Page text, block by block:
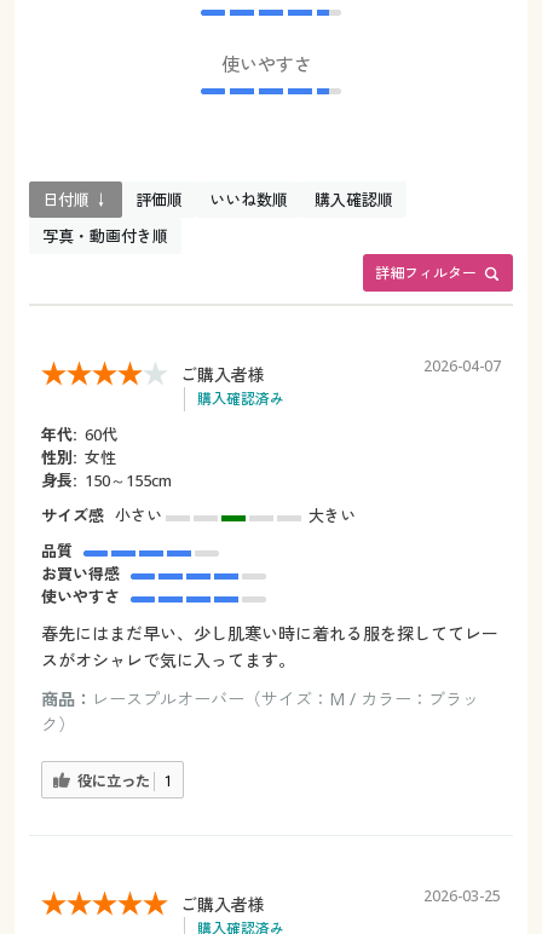
使いやすさ
詳細フィルター
日付順 ↓ 評価順 いいね数順
購入確認順
写真・動画付き順
ご購入者様
購入確認済み
2026-04-07
年代: 60代
性別: 女性
身長: 150～155cm
サイズ感 小さい
大きい
品質
お買い得感
使いやすさ
春先にはまだ早い、少し肌寒い時に着れる服を探しててレー
スがオシャレで気に入ってます。
商品： レースプルオーバー（サイズ：M / カラー：ブラッ
ク）
役に立った 1
ご購入者様
購入確認済み
2026-03-25